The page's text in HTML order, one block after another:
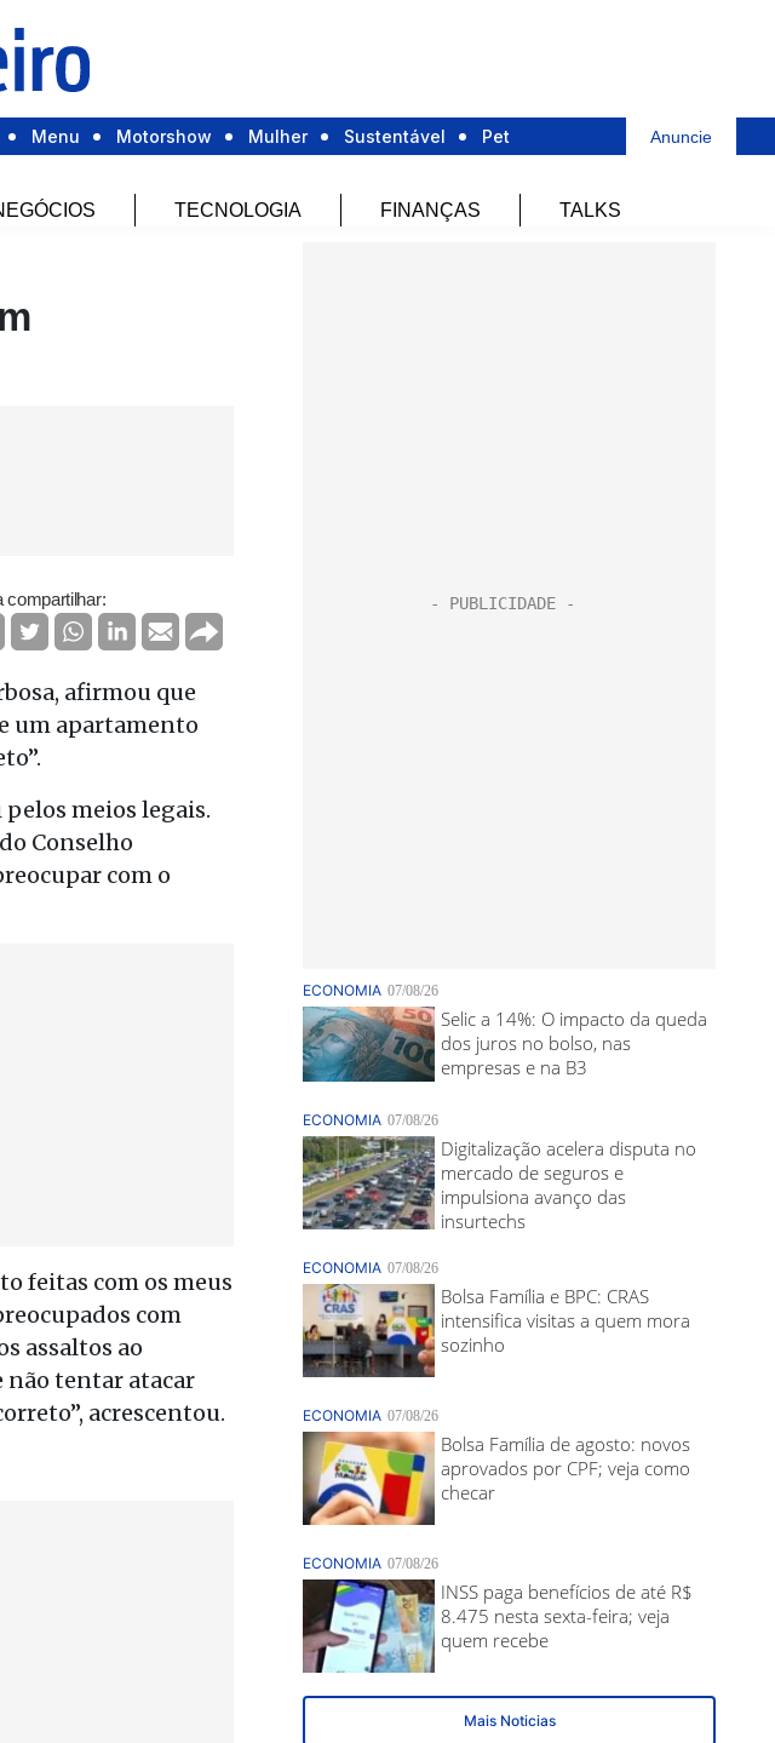
Menu Motorshow Mulher Sustentável Pet Anuncie
TECNOLOGIA FINANÇAS TALKS
compartilhar:
afirmou que
um apartamento
meios legais.
Conselho
com o
feitas com os meus
com
assaltos ao
não tentar atacar
acrescentou.